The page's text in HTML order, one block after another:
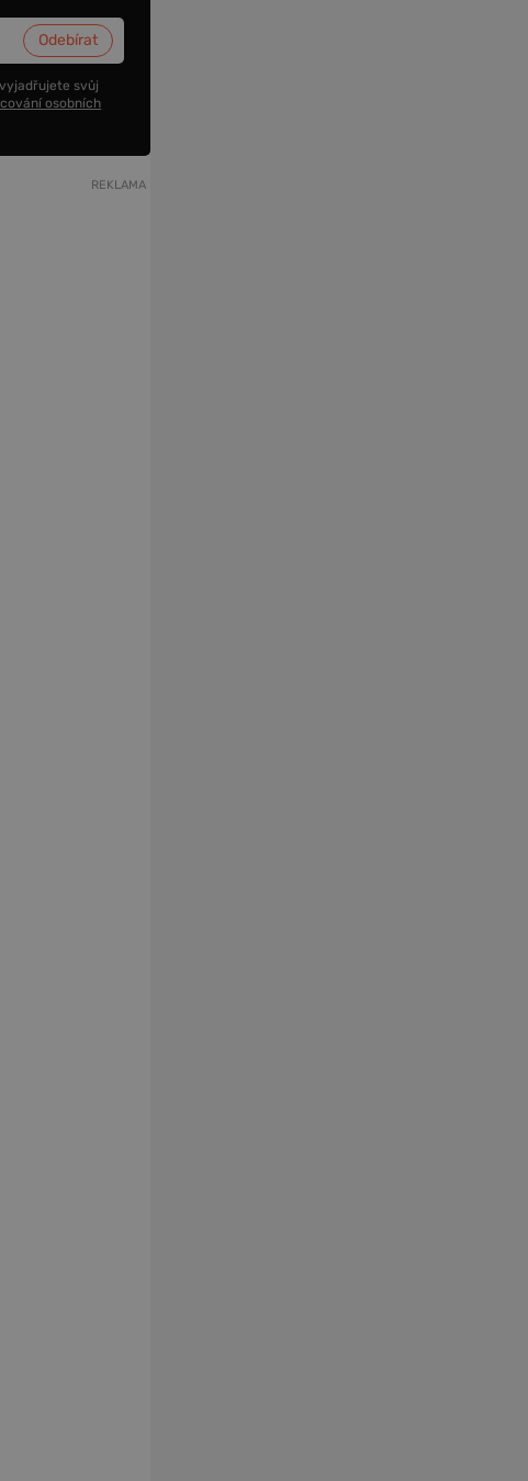
svůj
osobních
REKLAMA